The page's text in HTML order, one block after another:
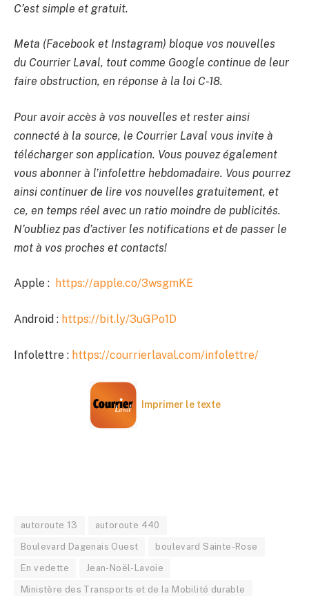
C’est simple et gratuit.
Meta (Facebook et Instagram) bloque vos nouvelles
du Courrier Laval, tout comme Google continue de leur
faire obstruction, en réponse à la loi C-18.
Pour avoir accès à vos nouvelles et rester ainsi
connecté à la source, le Courrier Laval vous invite à
télécharger son application. Vous pouvez également
vous abonner à l’infolettre hebdomadaire. Vous pourrez
ainsi continuer de lire vos nouvelles gratuitement, et
ce, en temps réel avec un ratio moindre de publicités.
N’oubliez pas d’activer les notifications et de passer le
mot à vos proches et contacts!
Apple : https://apple.co/3wsgmKE
Android : https://bit.ly/3uGPo1D
Infolettre : https://courrierlaval.com/infolettre/
Imprimer le texte
autoroute 13 autoroute 440
Boulevard Dagenais Ouest boulevard Sainte-Rose
En vedette Jean-Noël-Lavoie
Ministère des Transports et de la Mobilité durable